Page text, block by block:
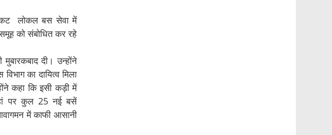
लोकल बस सेवा में
को संबोधित कर रहे
दी। उन्होंने
का दायित्व मिला
कहा कि इसी कड़ी में
पर कुल 25 नई बसें
में काफी आसानी